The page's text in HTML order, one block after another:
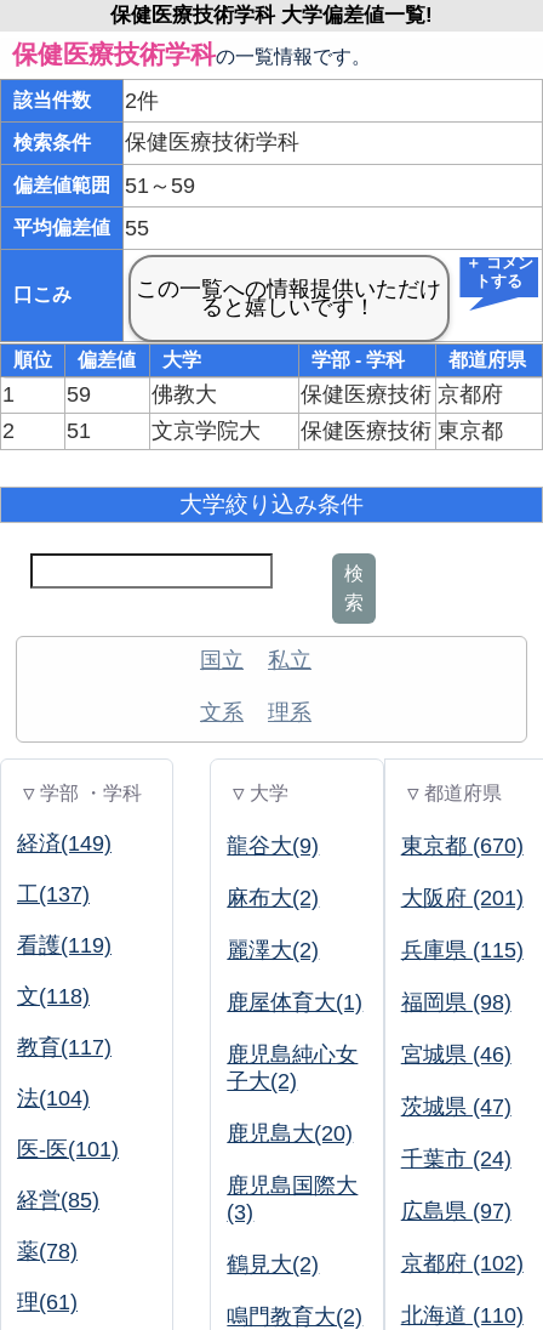
保健医療技術学科 大学偏差値一覧!
保健医療技術学科の一覧情報です。
該当件数 2件
検索条件 保健医療技術学科
偏差値範囲 51～59
平均偏差値 55
口こみ
＋ コメン
トする
順位 偏差値 大学 学部 - 学科 都道府県
1 59 佛教大 保健医療技術 京都府
2
51 文京学院大 保健医療技術 東京都
大学絞り込み条件
検
索
国立 私立
文系 理系
▽ 学部 ・学科
経済(149)
工(137)
看護(119)
文(118)
教育(117)
法(104)
医-医(101)
経営(85)
薬(78)
理(61)
▽ 大学
龍谷大(9)
麻布大(2)
麗澤大(2)
鹿屋体育大(1)
鹿児島純心女
子大(2)
鹿児島大(20)
鹿児島国際大
(3)
鶴見大(2)
鳴門教育大(2)
▽ 都道府県
東京都 (670)
大阪府 (201)
兵庫県 (115)
福岡県 (98)
宮城県 (46)
茨城県 (47)
千葉市 (24)
広島県 (97)
京都府 (102)
北海道 (110)